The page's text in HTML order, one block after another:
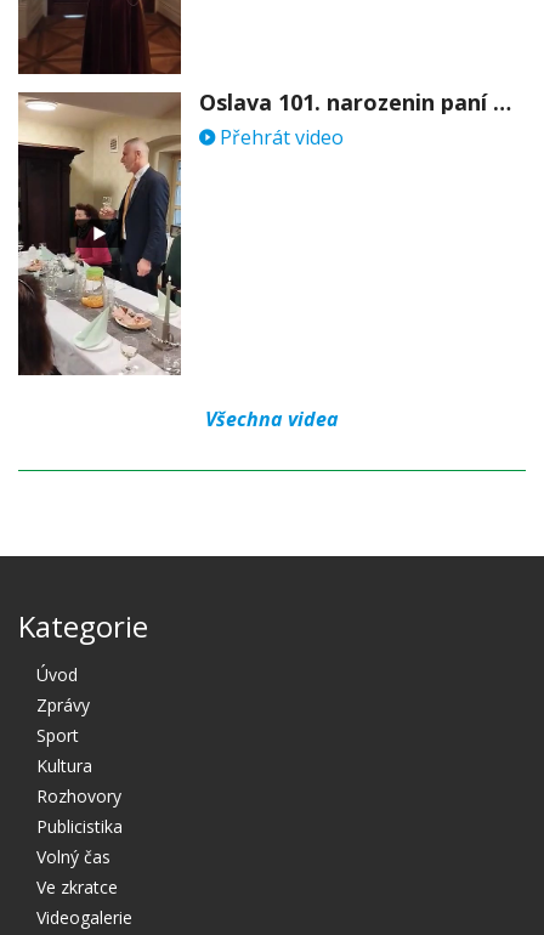
Oslava 101. narozenin paní Věry Skořepové
Přehrát video
Všechna videa
Kategorie
Úvod
Zprávy
Sport
Kultura
Rozhovory
Publicistika
Volný čas
Ve zkratce
Videogalerie